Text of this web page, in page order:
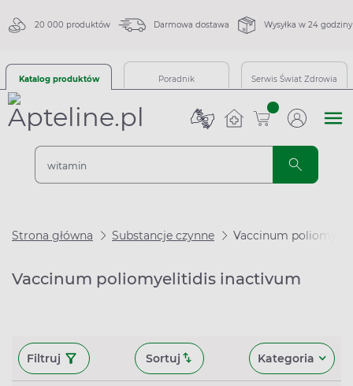
20 000 produktów Darmowa dostawa Wysyłka w 24 godziny
Katalog produktów Poradnik Serwis Świat Zdrowia
sztuk
Strona główna Substancje czynne Vaccinum
Vaccinum poliomyelitidis inactivum
Filtruj Sortuj Kategoria